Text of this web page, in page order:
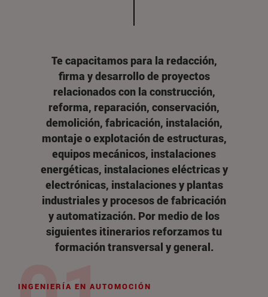
Te capacitamos para la redacción,
firma y desarrollo de proyectos
relacionados con la construcción,
reforma, reparación, conservación,
demolición, fabricación, instalación,
montaje o explotación de estructuras,
equipos mecánicos, instalaciones
energéticas, instalaciones eléctricas y
electrónicas, instalaciones y plantas
industriales y procesos de fabricación
y automatización. Por medio de los
siguientes itinerarios reforzamos tu
formación transversal y general.
INGENIERÍA EN AUTOMOCIÓN